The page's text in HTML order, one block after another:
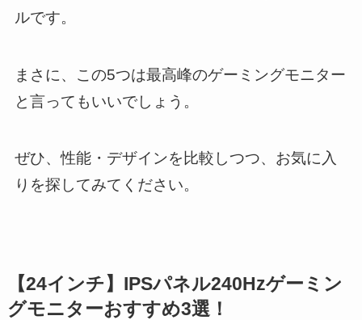
ルです。
まさに、この5つは最高峰のゲーミングモニター
と言ってもいいでしょう。
ぜひ、性能・デザインを比較しつつ、お気に入
りを探してみてください。
【24インチ】IPSパネル240Hzゲーミン
グモニターおすすめ3選！